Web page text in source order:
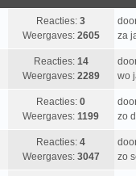
Reacties:3
Weergaves: 2605
za
Reacties: 14
Weergaves: 2289
wo
Reacties:0
Weergaves:1199
zo
Reacties:4
Weergaves: 3047
zo